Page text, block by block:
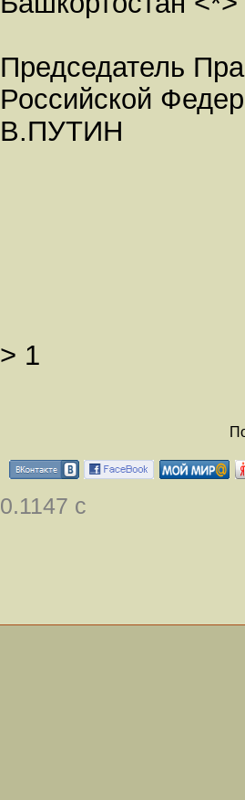
Председатель
Российской
В.ПУТИН
> 1
0.1147 с